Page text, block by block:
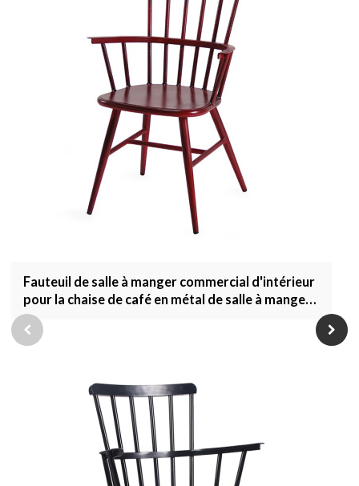
Fauteuil de salle à manger commercial d'intérieur
pour la chaise de café en métal de salle à manger
de restaurant